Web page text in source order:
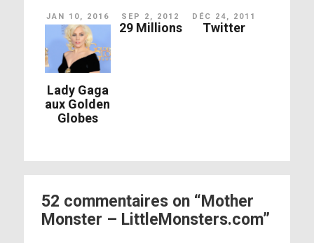
JAN 10, 2016
Lady Gaga
aux Golden
Globes
SEP 2, 2012
29 Millions
DÉC 24, 2011
Twitter
52 commentaires on “Mother
Monster – LittleMonsters.com”